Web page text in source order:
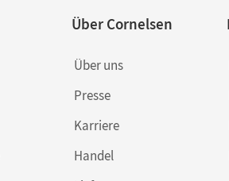
Über Cornelsen
Über uns
Presse
Karriere
Handel